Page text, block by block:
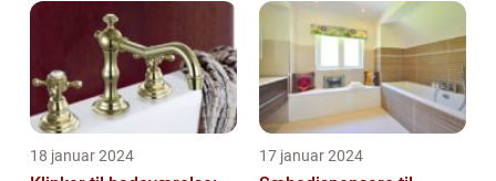
18 januar 2024 17 januar 2024